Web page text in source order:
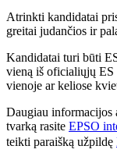
Atrinkti kandidatai
greitai judančios ir
Kandidatai turi būti
vieną iš oficialiųjų ES
vienoje ar keliose
Daugiau informacijos
tvarką rasite EPSO
teikti paraišką užpildę